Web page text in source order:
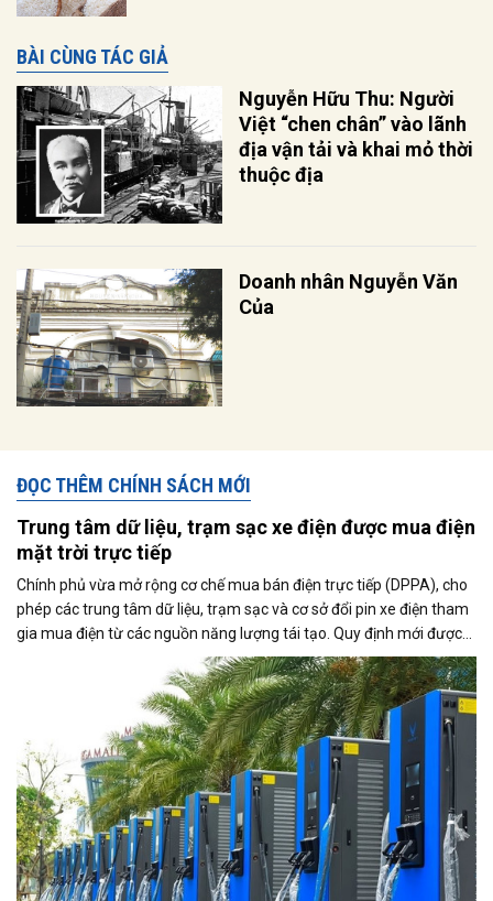
BÀI CÙNG TÁC GIẢ
Nguyễn Hữu Thu: Người
Việt “chen chân” vào lãnh
địa vận tải và khai mỏ thời
thuộc địa
Doanh nhân Nguyễn Văn
Của
ĐỌC THÊM CHÍNH SÁCH MỚI
Trung tâm dữ liệu, trạm sạc xe điện được mua điện
mặt trời trực tiếp
Chính phủ vừa mở rộng cơ chế mua bán điện trực tiếp (DPPA), cho
phép các trung tâm dữ liệu, trạm sạc và cơ sở đổi pin xe điện tham
gia mua điện từ các nguồn năng lượng tái tạo. Quy định mới được
kỳ vọng thúc đẩy sử dụng điện xanh, đáp ứng nhu cầu ngày càng
tăng của nền kinh tế số và quá trình điện hóa giao thông.